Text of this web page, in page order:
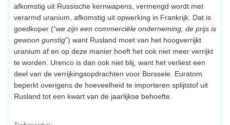
afkomstig uit Russische kernwapens, vermengd wordt met
verarmd uranium, afkomstig uit opwerking in Frankrijk. Dat is
goedkoper (“we zijn een commerciële onderneming, de prijs is
gewoon gunstig”) want Rusland moet van het hoogverrijkt
uranium af en op deze manier hoeft het ook niet meer verrijkt
te worden. Urenco is dan ook niet blij, want het verliest een
deel van de verrijkingsopdrachten voor Borssele. Euratom
beperkt overigens de hoeveelheid te importeren splijtstof uit
Rusland tot een kwart van de jaarlijkse behoefte.